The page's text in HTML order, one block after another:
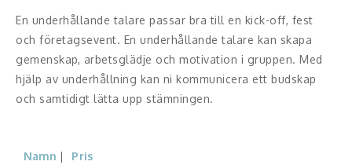
Inspiration
Inspirerande Föreläsare
Personlig utveckling, målsättning
Keynote
En underhållande talare passar bra till en kick-off, fest
och företagsevent. En underhållande talare kan skapa
gemenskap, arbetsglädje och motivation i gruppen. Med
hjälp av underhållning kan ni kommunicera ett budskap
och samtidigt lätta upp stämningen.
Namn
Pris